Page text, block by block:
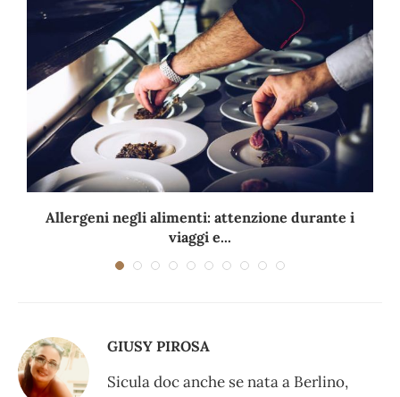
Allergeni negli alimenti: attenzione durante i
viaggi e...
GIUSY PIROSA
Sicula doc anche se nata a Berlino,